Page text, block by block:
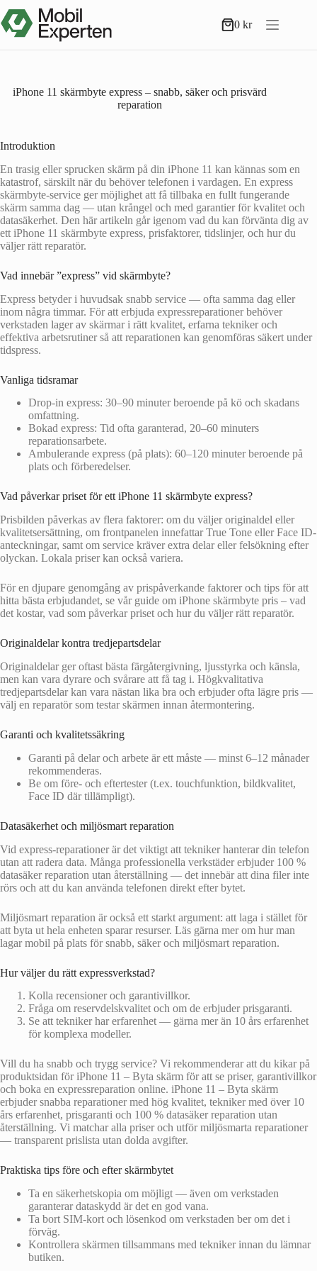
till
innehåll
Varukorg
0kr
iPhone 11 skärmbyte express – snabb, säker och prisvärd
reparation
Introduktion
En trasig eller sprucken skärm på din iPhone 11 kan kännas som en
katastrof, särskilt när du behöver telefonen i vardagen. En express
skärmbyte-service ger möjlighet att få tillbaka en fullt fungerande
skärm samma dag — utan krångel och med garantier för kvalitet och
datasäkerhet. Den här artikeln går igenom vad du kan förvänta dig av
ett iPhone 11 skärmbyte express, prisfaktorer, tidslinjer, och hur du
väljer rätt reparatör.
Vad innebär ”express” vid skärmbyte?
Express betyder i huvudsak snabb service — ofta samma dag eller
inom några timmar. För att erbjuda expressreparationer behöver
verkstaden lager av skärmar i rätt kvalitet, erfarna tekniker och
effektiva arbetsrutiner så att reparationen kan genomföras säkert under
tidspress.
Vanliga tidsramar
Drop-in express: 30–90 minuter beroende på kö och skadans
omfattning.
Bokad express: Tid ofta garanterad, 20–60 minuters
reparationsarbete.
Ambulerande express (på plats): 60–120 minuter beroende på
plats och förberedelser.
Vad påverkar priset för ett iPhone 11 skärmbyte express?
Prisbilden påverkas av flera faktorer: om du väljer originaldel eller
kvalitetsersättning, om frontpanelen innefattar True Tone eller Face ID-
anteckningar, samt om service kräver extra delar eller felsökning efter
olyckan. Lokala priser kan också variera.
För en djupare genomgång av prispåverkande faktorer och tips för att
hitta bästa erbjudandet, se vår guide om iPhone skärmbyte pris – vad
det kostar, vad som påverkar priset och hur du väljer rätt reparatör.
Originaldelar kontra tredjepartsdelar
Originaldelar ger oftast bästa färgåtergivning, ljusstyrka och känsla,
men kan vara dyrare och svårare att få tag i. Högkvalitativa
tredjepartsdelar kan vara nästan lika bra och erbjuder ofta lägre pris —
välj en reparatör som testar skärmen innan återmontering.
Garanti och kvalitetssäkring
Garanti på delar och arbete är ett måste — minst 6–12 månader
rekommenderas.
Be om före- och eftertester (t.ex. touchfunktion, bildkvalitet,
Face ID där tillämpligt).
Datasäkerhet och miljösmart reparation
Vid express-reparationer är det viktigt att tekniker hanterar din telefon
utan att radera data. Många professionella verkstäder erbjuder 100 %
datasäker reparation utan återställning — det innebär att dina filer inte
rörs och att du kan använda telefonen direkt efter bytet.
Miljösmart reparation är också ett starkt argument: att laga i stället för
att byta ut hela enheten sparar resurser. Läs gärna mer om hur man
lagar mobil på plats för snabb, säker och miljösmart reparation.
Hur väljer du rätt expressverkstad?
Kolla recensioner och garantivillkor.
Fråga om reservdelskvalitet och om de erbjuder prisgaranti.
Se att tekniker har erfarenhet — gärna mer än 10 års erfarenhet
för komplexa modeller.
Vill du ha snabb och trygg service? Vi rekommenderar att du kikar på
produktsidan för iPhone 11 – Byta skärm för att se priser, garantivillkor
och boka en expressreparation online. iPhone 11 – Byta skärm
erbjuder snabba reparationer med hög kvalitet, tekniker med över 10
års erfarenhet, prisgaranti och 100 % datasäker reparation utan
återställning. Vi matchar alla priser och utför miljösmarta reparationer
— transparent prislista utan dolda avgifter.
Praktiska tips före och efter skärmbytet
Ta en säkerhetskopia om möjligt — även om verkstaden
garanterar dataskydd är det en god vana.
Ta bort SIM-kort och lösenkod om verkstaden ber om det i
förväg.
Kontrollera skärmen tillsammans med tekniker innan du lämnar
butiken.